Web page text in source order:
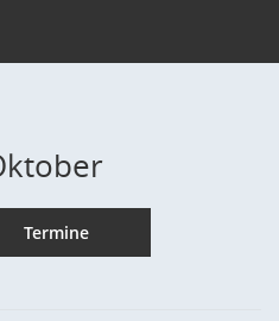
Termine